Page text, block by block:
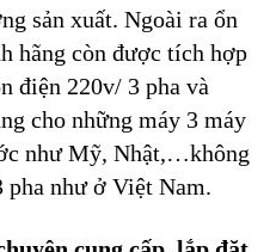
sản xuất. Ngoài ra ổn
hãng còn được tích hợp
điện 220v/ 3 pha và
cho những máy 3 máy
như Mỹ, Nhật,…không
pha như ở Việt Nam.